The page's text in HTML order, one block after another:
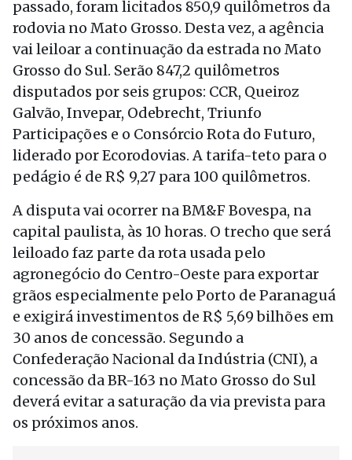
passado, foram licitados 850,9 quilômetros da
rodovia no Mato Grosso. Desta vez, a agência
vai leiloar a continuação da estrada no Mato
Grosso do Sul. Serão 847,2 quilômetros
disputados por seis grupos: CCR, Queiroz
Galvão, Invepar, Odebrecht, Triunfo
Participações e o Consórcio Rota do Futuro,
liderado por Ecorodovias. A tarifa-teto para o
pedágio é de R$ 9,27 para 100 quilômetros.
A disputa vai ocorrer na BM&F Bovespa, na
capital paulista, às 10 horas. O trecho que será
leiloado faz parte da rota usada pelo
agronegócio do Centro-Oeste para exportar
grãos especialmente pelo Porto de Paranaguá
e exigirá investimentos de R$ 5,69 bilhões em
30 anos de concessão. Segundo a
Confederação Nacional da Indústria (CNI), a
concessão da BR-163 no Mato Grosso do Sul
deverá evitar a saturação da via prevista para
os próximos anos.